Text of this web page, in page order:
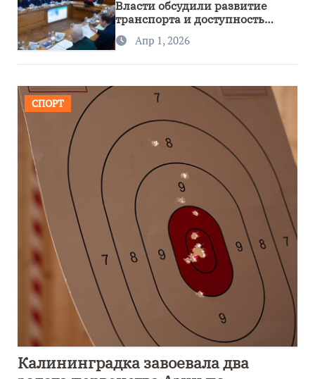
Власти обсудили развитие
транспорта и доступность
региона
Апр 1, 2026
СПОРТ
Калининградка завоевала два